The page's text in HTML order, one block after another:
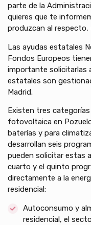
parte de la
quieres que te
produzcan al respecto,
Las ayudas estatales
Fondos Europeos
importante solicitarlas
estatales son
Madrid.
Existen tres
fotovoltaica en
baterías y para
desarrollan seis
pueden solicitar estas
cuarto y el quinto
directamente a la
residencial:
Autoconsumo y
residencial, el